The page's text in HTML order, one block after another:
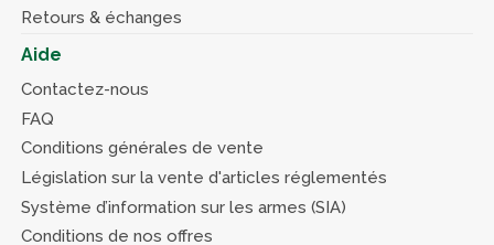
Retours & échanges
Aide
Contactez-nous
FAQ
Conditions générales de vente
Législation sur la vente d'articles réglementés
Système d’information sur les armes (SIA)
Conditions de nos offres